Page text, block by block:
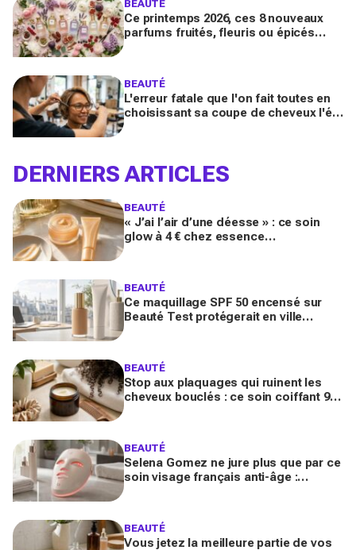
BEAUTÉ
Ce printemps 2026, ces 8 nouveaux
parfums fruités, fleuris ou épicés
BEAUTÉ
L'erreur fatale que l'on fait toutes en
choisissant sa coupe de cheveux l'été
DERNIERS ARTICLES
BEAUTÉ
« J’ai l’air d’une déesse » : ce soin
glow à 4 € chez essence
BEAUTÉ
Ce maquillage SPF 50 encensé sur
Beauté Test protégerait en ville
BEAUTÉ
Stop aux plaquages qui ruinent les
cheveux bouclés : ce soin coiffant 98
BEAUTÉ
Selena Gomez ne jure plus que par ce
soin visage français anti-âge :
BEAUTÉ
Vous jetez la meilleure partie de vos